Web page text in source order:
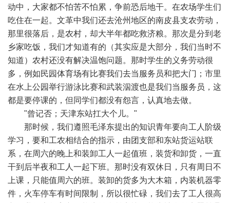
动中，大家都不怕苦不怕累，争前恐后地干。在农场学生们
吃住在一起。文革中我们还去沧州地区的南皮县支农劳动，
那里很落后，是农村，却大半年都吃救济粮。那次是分到老
乡家吃饭，我们才知道有的（其实应是大部分，我们当时不
知道）农村还没有解决温饱问题。那时学生的义务劳动很
多，例如民园体育场有比赛我们去当服务员和把大门；市里
在水上公园举行游泳比赛和武装泅渡也是我们当服务员，这
都是要停课的，但同学们都没有怨言，认真地去做。
"曾记否；天津东站扛大个儿。"
那时候，我们遵照毛泽东提出的知识青年要向工人阶级
学习，要和工农相结合的指示，由团支部和东站货运站联
系，在周六的晚上和装卸工人一起值班，装货和卸货，一直
干到后半夜和工人一起下班。那时没有双休日，只有周日不
上课，只能值周六的班。装卸的货多为大木箱，内装机器零
件，火车停车有时间限制，所以很忙碌，我们去了工人很高